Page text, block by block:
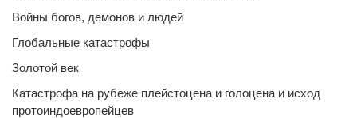
Войны богов, демонов и людей
Глобальные катастрофы
Золотой век
Катастрофа на рубеже плейстоцена и голоцена и исход
протоиндоевропейцев